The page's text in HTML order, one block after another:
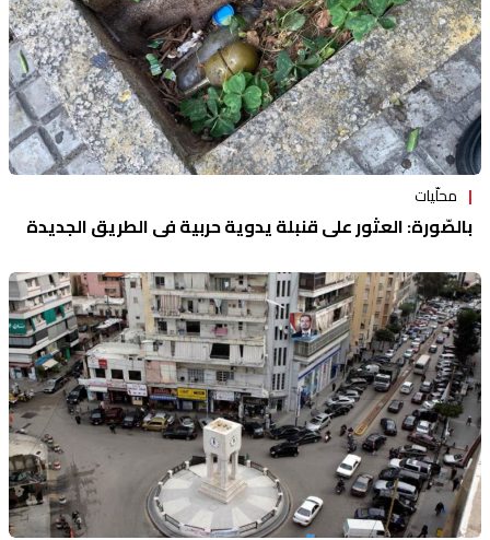
محلّيات
بالصّورة: العثور على قنبلة يدوية حربية في الطريق الجديدة